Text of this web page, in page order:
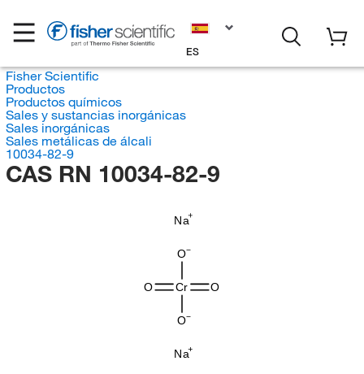
ES
Fisher Scientific
Productos
Productos químicos
Sales y sustancias inorgánicas
Sales inorgánicas
Sales metálicas de álcali
10034-82-9
CAS RN 10034-82-9
Na
Na
O
Cr
O
O
O